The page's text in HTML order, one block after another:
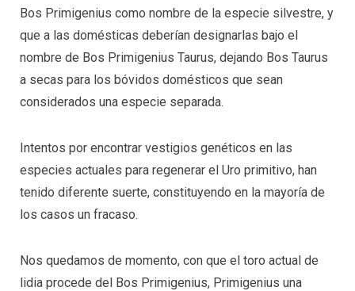
Bos Primigenius como nombre de la especie silvestre, y
que a las domésticas deberían designarlas bajo el
nombre de Bos Primigenius Taurus, dejando Bos Taurus
a secas para los bóvidos domésticos que sean
considerados una especie separada.
Intentos por encontrar vestigios genéticos en las
especies actuales para regenerar el Uro primitivo, han
tenido diferente suerte, constituyendo en la mayoría de
los casos un fracaso.
Nos quedamos de momento, con que el toro actual de
lidia procede del Bos Primigenius, Primigenius una